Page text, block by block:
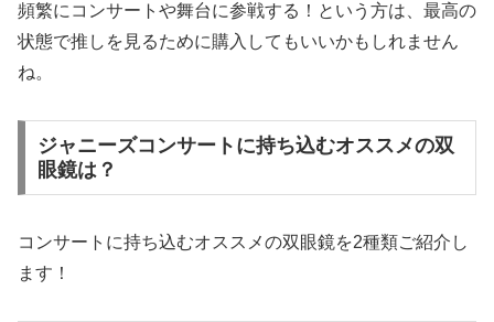
頻繁にコンサートや舞台に参戦する！という方は、最高の
状態で推しを見るために購入してもいいかもしれません
ね。
ジャニーズコンサートに持ち込むオススメの双
眼鏡は？
コンサートに持ち込むオススメの双眼鏡を2種類ご紹介し
ます！